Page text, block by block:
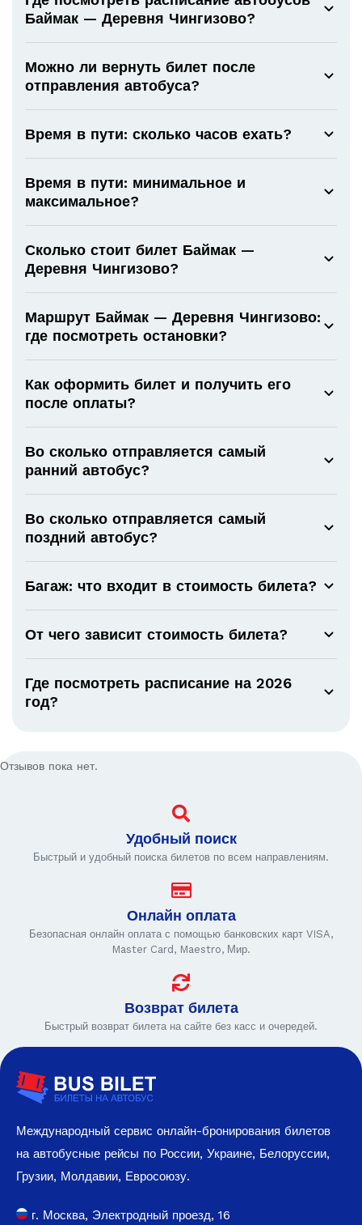
Баймак — Деревня Чингизово?
Можно ли вернуть билет после
отправления автобуса?
Время в пути: сколько часов ехать?
Время в пути: минимальное и
максимальное?
Сколько стоит билет Баймак —
Деревня Чингизово?
Маршрут Баймак — Деревня Чингизово:
где посмотреть остановки?
Как оформить билет и получить его
после оплаты?
Во сколько отправляется самый
ранний автобус?
Во сколько отправляется самый
поздний автобус?
Багаж: что входит в стоимость билета?
От чего зависит стоимость билета?
Где посмотреть расписание на 2026
год?
Отзывов пока нет.
Удобный поиск
Быстрый и удобный поиска билетов по всем направлениям.
Онлайн оплата
Безопасная онлайн оплата с помощью банковских карт VISA,
Master Card, Maestro, Мир.
Возврат билета
Быстрый возврат билета на сайте без касс и очередей.
Международный сервис онлайн-бронирования билетов
на автобусные рейсы по России, Украине, Белоруссии,
Грузии, Молдавии, Евросоюзу.
г. Москва, Электродный проезд, 16